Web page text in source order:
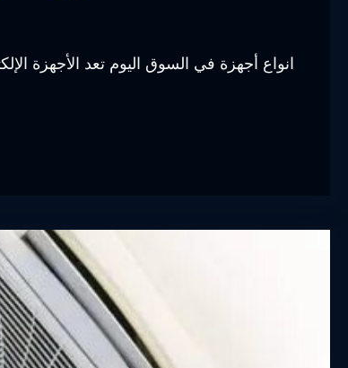
انواع أجهزة في السوق اليوم تعد الأجهزة